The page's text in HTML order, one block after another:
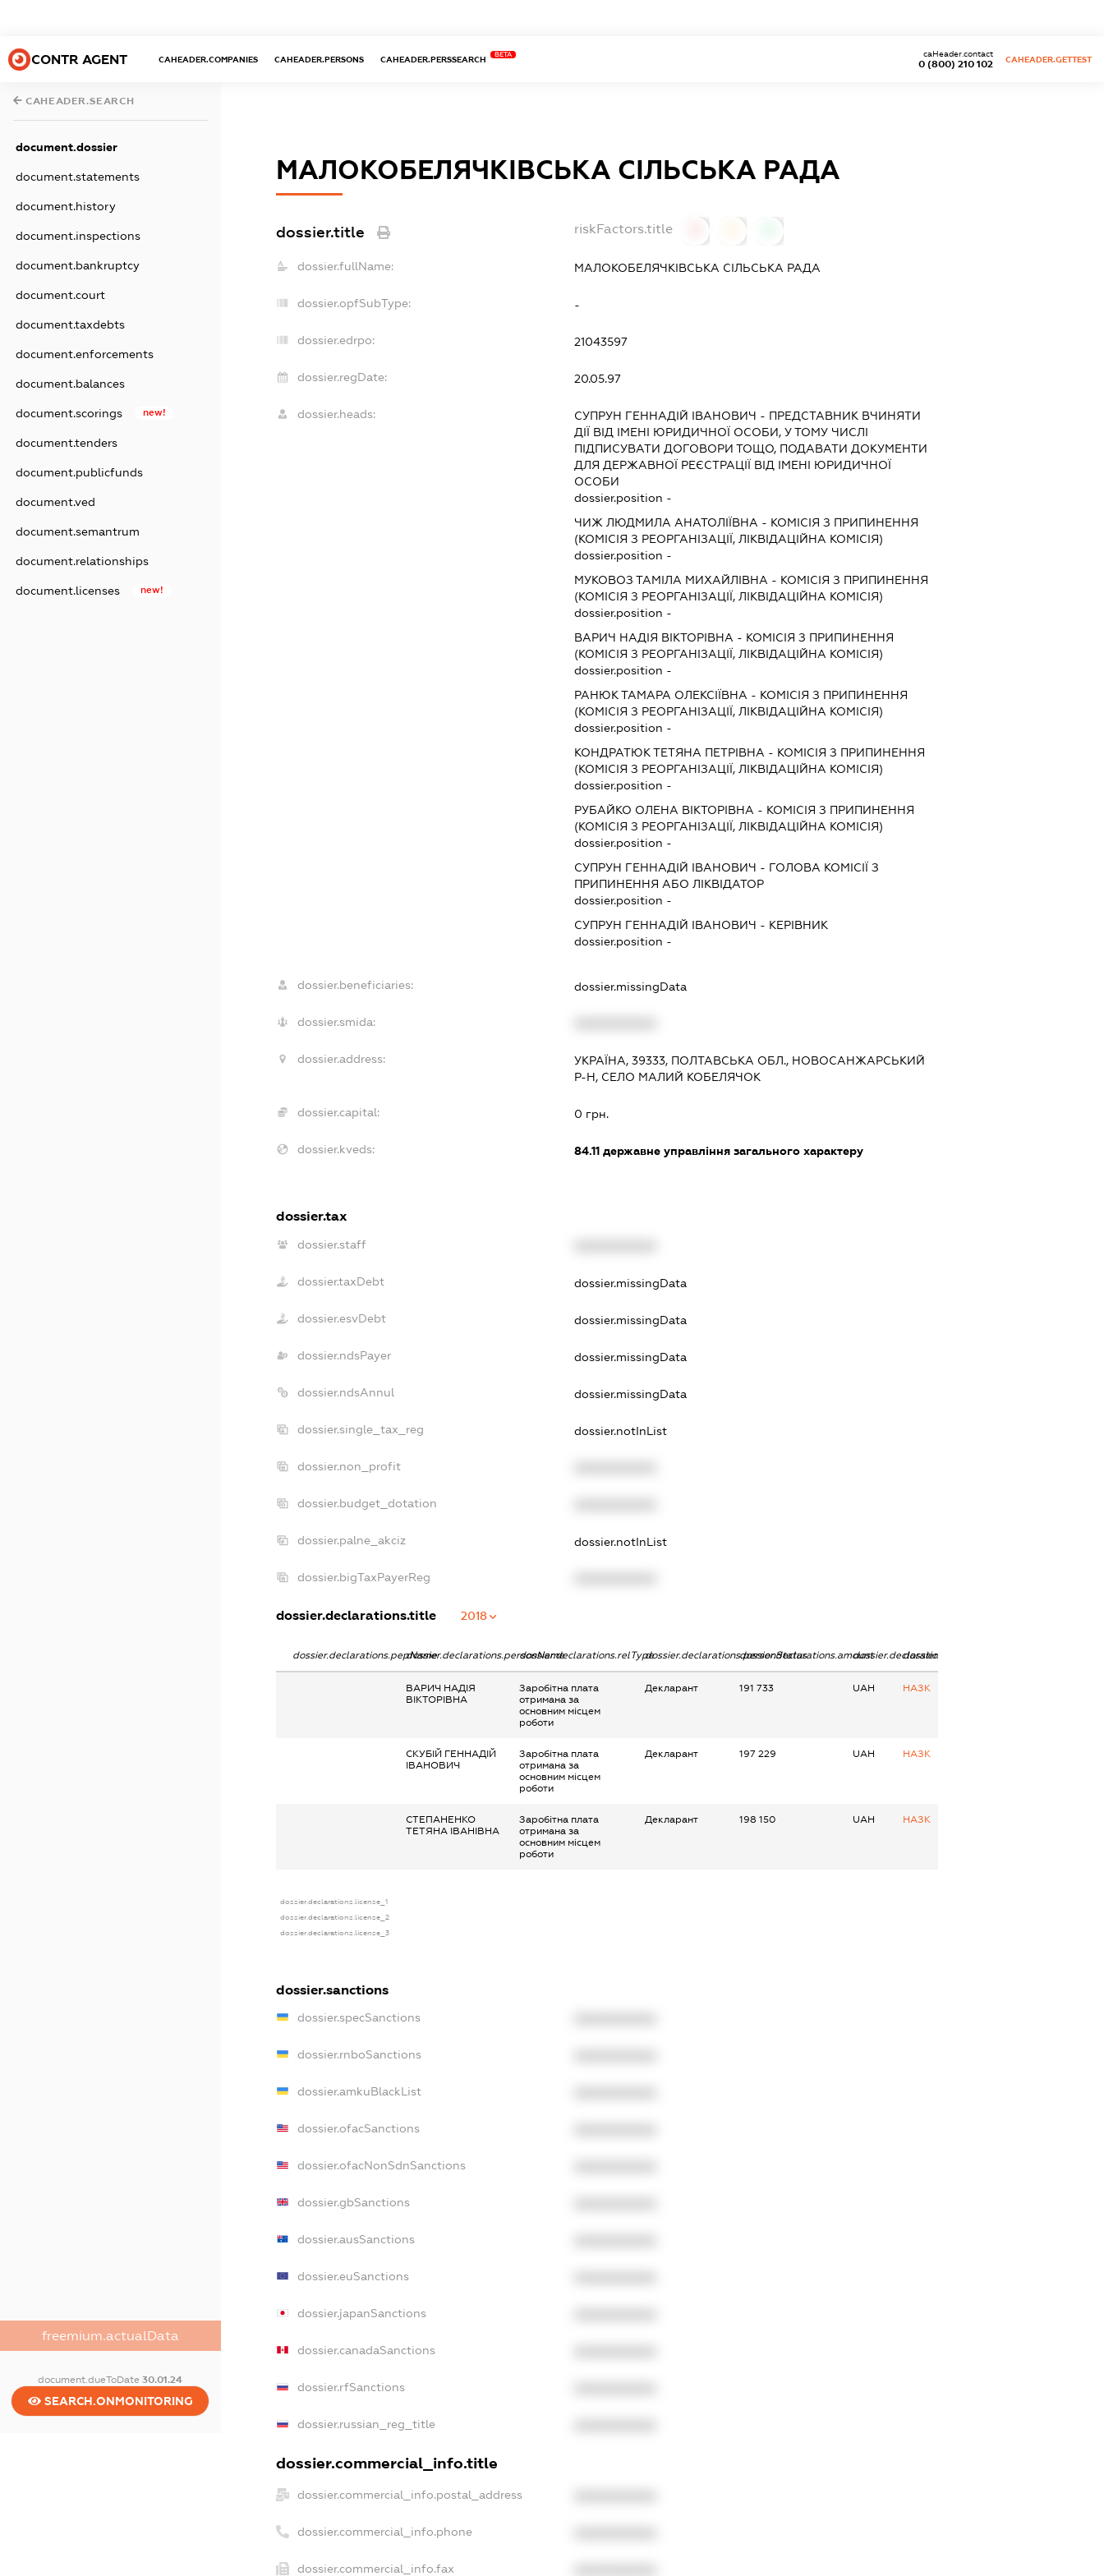
CONTR AGENT CAHEADER.COMPANIES CAHEADER.PERSONS CAHEADER.PERSSEARCH
BETA
0 (800) 210 102
caHeader.contact
CAHEADER.GETTEST
CAHEADER.SEARCH
document.dossier
document.statements
document.history
document.inspections
document.bankruptcy
document.court
document.taxdebts
document.enforcements
document.balances
document.scorings new!
document.tenders
document.publicfunds
document.ved
document.semantrum
document.relationships
document.licenses new!
freemium.actualData
document.dueToDate30.01.24
SEARCH.ONMONITORING
МАЛОКОБЕЛЯЧКІВСЬКА СІЛЬСЬКА РАДА
dossier.title riskFactors.title
dossier.fullName: МАЛОКОБЕЛЯЧКІВСЬКА СІЛЬСЬКА РАДА
dossier.opfSubType: -
dossier.edrpo: 21043597
dossier.regDate: 20.05.97
dossier.heads: СУПРУН ГЕННАДІЙ ІВАНОВИЧ - ПРЕДСТАВНИКВЧИНЯТИ
ДІЇ ВІД ІМЕНІ ЮРИДИЧНОЇ ОСОБИ, У ТОМУ ЧИСЛІ
ПІДПИСУВАТИ ДОГОВОРИ ТОЩО, ПОДАВАТИ ДОКУМЕНТИ
ДЛЯ ДЕРЖАВНОЇ РЕЄСТРАЦІЇ ВІД ІМЕНІ ЮРИДИЧНОЇ
ОСОБИ
dossier.position -
ЧИЖ ЛЮДМИЛА АНАТОЛІЇВНА - КОМІСІЯ З ПРИПИНЕННЯ
(КОМІСІЯ З РЕОРГАНІЗАЦІЇ, ЛІКВІДАЦІЙНА КОМІСІЯ)
dossier.position -
МУКОВОЗ ТАМІЛА МИХАЙЛІВНА - КОМІСІЯ З ПРИПИНЕННЯ
(КОМІСІЯ З РЕОРГАНІЗАЦІЇ, ЛІКВІДАЦІЙНА КОМІСІЯ)
dossier.position -
ВАРИЧ НАДІЯ ВІКТОРІВНА - КОМІСІЯ З ПРИПИНЕННЯ
(КОМІСІЯ З РЕОРГАНІЗАЦІЇ, ЛІКВІДАЦІЙНА КОМІСІЯ)
dossier.position -
РАНЮК ТАМАРА ОЛЕКСІЇВНА - КОМІСІЯ З ПРИПИНЕННЯ
(КОМІСІЯ З РЕОРГАНІЗАЦІЇ, ЛІКВІДАЦІЙНА КОМІСІЯ)
dossier.position -
КОНДРАТЮК ТЕТЯНА ПЕТРІВНА - КОМІСІЯ З ПРИПИНЕННЯ
(КОМІСІЯ З РЕОРГАНІЗАЦІЇ, ЛІКВІДАЦІЙНА КОМІСІЯ)
dossier.position -
РУБАЙКО ОЛЕНА ВІКТОРІВНА - КОМІСІЯ З ПРИПИНЕННЯ
(КОМІСІЯ З РЕОРГАНІЗАЦІЇ, ЛІКВІДАЦІЙНА КОМІСІЯ)
dossier.position -
СУПРУН ГЕННАДІЙ ІВАНОВИЧ - ГОЛОВА КОМІСІЇ З
ПРИПИНЕННЯ АБО ЛІКВІДАТОР
dossier.position -
СУПРУН ГЕННАДІЙ ІВАНОВИЧ - КЕРІВНИК
dossier.position -
dossier.beneficiaries: dossier.missingData
dossier.smida:
dossier.address:
УКРАЇНА, 39333, ПОЛТАВСЬКА ОБЛ., НОВОСАНЖАРСЬКИЙ
Р-Н, СЕЛО МАЛИЙ КОБЕЛЯЧОК
dossier.capital: 0 грн.
dossier.kveds: 84.11державне управління загального характеру
dossier.tax
dossier.staff
dossier.taxDebt dossier.missingData
dossier.esvDebt dossier.missingData
dossier.ndsPayer dossier.missingData
dossier.ndsAnnul dossier.missingData
dossier.single_tax_reg dossier.notInList
dossier.non_profit
dossier.budget_dotation
dossier.palne_akciz dossier.notInList
dossier.bigTaxPayerReg
dossier.declarations.title 2018
dossier.declarations.pepNamedossier.declarations.personNamedossier.declarations.relTypedossier.declarations.personStatusdossier.declarations.amountdossier.declarations.currency
dossier.declarations.source
ВАРИЧ НАДІЯ
ВІКТОРІВНА
Заробітна плата
отримана за
основним місцем
роботи
Декларант 191 733 UAH НАЗК
СКУБІЙ ГЕННАДІЙ
ІВАНОВИЧ
Заробітна плата
отримана за
основним місцем
роботи
Декларант 197 229 UAH НАЗК
СТЕПАНЕНКО
ТЕТЯНА ІВАНІВНА
Заробітна плата
отримана за
основним місцем
роботи
Декларант 198 150 UAH НАЗК
dossier.declarations.license_1
dossier.declarations.license_2
dossier.declarations.license_3
dossier.sanctions
dossier.specSanctions
dossier.rnboSanctions
dossier.amkuBlackList
dossier.ofacSanctions
dossier.ofacNonSdnSanctions
dossier.gbSanctions
dossier.ausSanctions
dossier.euSanctions
dossier.japanSanctions
dossier.canadaSanctions
dossier.rfSanctions
dossier.russian_reg_title
dossier.commercial_info.title
dossier.commercial_info.postal_address
dossier.commercial_info.phone
dossier.commercial_info.fax